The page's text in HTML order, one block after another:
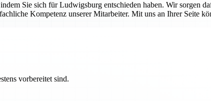
Sie sich für Ludwigsburg entschieden haben. Wir sorgen
Kompetenz unserer Mitarbeiter. Mit uns an Ihrer Seite
vorbereitet sind.